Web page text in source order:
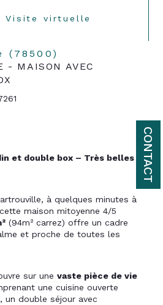
CONTACT
Visite virtuelle
(78500)
- MAISON AVEC
et double box – Très belles
à quelques minutes à
maison mitoyenne 4/5
(94m² carrez) offre un cadre
et proche de toutes les
sur une vaste pièce de vie
une cuisine ouverte
un double séjour avec